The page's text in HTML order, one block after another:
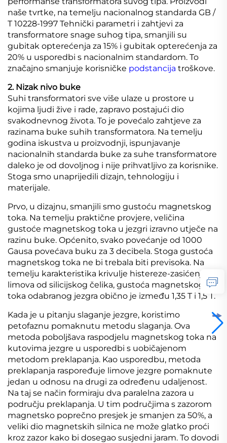
naše tvrtke, na temelju nacionalnog standarda GB /
T 10228-1997 Tehnički parametri i zahtjevi za
transformatore snage suhog tipa, smanjili su
gubitak opterećenja za 15% i gubitak opterećenja za
20% u usporedbi s nacionalnim standardom. To
značajno smanjuje korisničke podstancija troškove.
2. Nizak nivo buke
Suhi transformatori sve više ulaze u prostore u
kojima ljudi žive i rade, zapravo postajući dio
svakodnevnog života. To je povećalo zahtjeve za
razinama buke suhih transformatora. Na temelju
godina iskustva u proizvodnji, ispunjavanje
nacionalnih standarda buke za suhe transformatore
daleko je od dovoljnog i nije prihvatljivo za korisnike.
Stoga smo unaprijedili dizajn, tehnologiju i
materijale.
Prvo, u dizajnu, smanjili smo gustoću magnetskog
toka. Na temelju praktične provjere, veličina
gustoće magnetskog toka u jezgri izravno utječe na
razinu buke. Općenito, svako povećanje od 1000
Gausa povećava buku za 3 decibela. Stoga gustoća
magnetskog toka ne bi trebala biti previsoka. Na
temelju karakteristika krivulje histereze-zasićenja
limova od silicijskog čelika, gustoća magnetskog
toka odabranog jezgra obično je između 1,35 T i 1,5 T.
Kada je u pitanju slaganje jezgre, koristimo
petofaznu pomaknutu metodu slaganja. Ova
metoda poboljšava raspodjelu magnetskog toka na
kutovima jezgre u usporedbi s uobičajenom
metodom preklapanja. Kao usporedbu, metoda
preklapanja raspoređuje limove jezgre pomaknute
jedan u odnosu na drugi za određenu udaljenost.
Na taj se način formiraju dva paralelna zazora u
području preklapanja. U tim područjima s zazorom
magnetsko poprečno presjek je smanjen za 50%, a
veliki dio magnetskih silnica ne može glatko proći
kroz zazor kako bi dosegao susjedni jaram. To dovodi